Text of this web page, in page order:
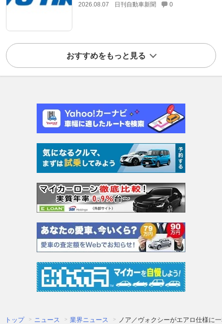
2026.08.07 日刊自動車新聞 0
おすすめをもっと見る
トップ ニュース 業界ニュース ノア／ヴォクシーがエアロ仕様に